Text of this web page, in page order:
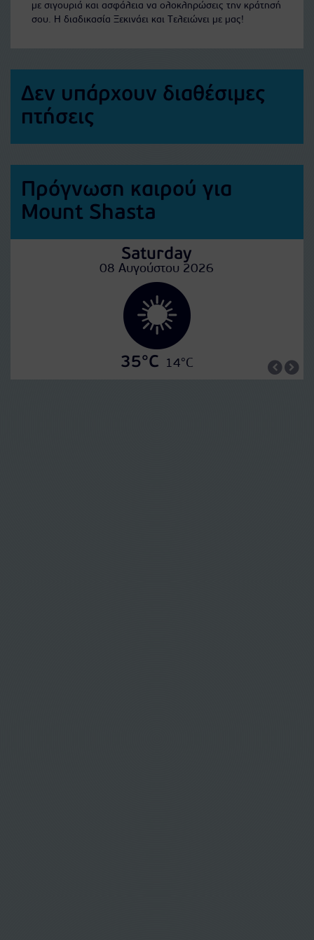
με σιγουριά και ασφάλεια να ολοκληρώσεις την κράτησή
σου. Η διαδικασία Ξεκινάει και Τελειώνει με μας!
Δεν υπάρχουν διαθέσιμες
πτήσεις
Πρόγνωση καιρού για
Mount Shasta
Saturday
08 Αυγούστου 2026
35°C 14°C